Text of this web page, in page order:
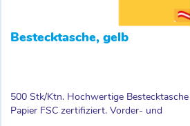
Bestecktasche, gelb
500 Stk/Ktn. Hochwertige
Papier FSC zertifiziert. Vorder- und